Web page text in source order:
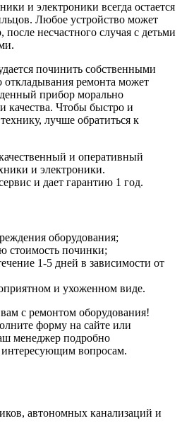
и электроники всегда остается
Любое устройство может
после несчастного случая с детьми
починить собственными
откладывания ремонта может
прибор морально
качества. Чтобы быстро и
лучше обратиться к
и оперативный
и электроники.
и дает гарантию 1 год.
оборудования;
стоимость починки;
1-5 дней в зависимости от
и ухоженном виде.
с ремонтом оборудования!
форму на сайте или
менеджер подробно
интересующим вопросам.
автономных канализаций и